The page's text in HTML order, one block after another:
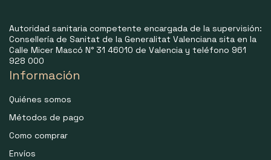
Autoridad sanitaria competente encargada de la supervisión:
Consellería de Sanitat de la Generalitat Valenciana sita en la
Calle Micer Mascó N° 31 46010 de Valencia y teléfono 961
928 000
Información
Quiénes somos
Métodos de pago
Como comprar
Envíos